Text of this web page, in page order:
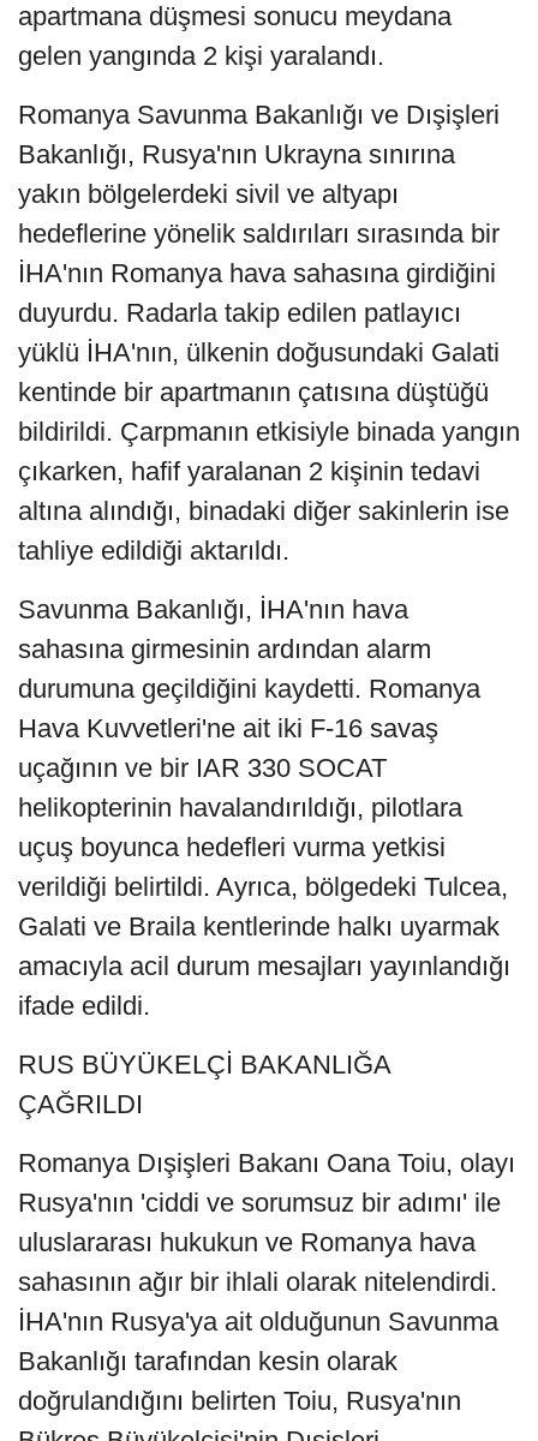
apartmana düşmesi sonucu meydana
gelen yangında 2 kişi yaralandı.
Romanya Savunma Bakanlığı ve Dışişleri
Bakanlığı, Rusya'nın Ukrayna sınırına
yakın bölgelerdeki sivil ve altyapı
hedeflerine yönelik saldırıları sırasında bir
İHA'nın Romanya hava sahasına girdiğini
duyurdu. Radarla takip edilen patlayıcı
yüklü İHA'nın, ülkenin doğusundaki Galati
kentinde bir apartmanın çatısına düştüğü
bildirildi. Çarpmanın etkisiyle binada yangın
çıkarken, hafif yaralanan 2 kişinin tedavi
altına alındığı, binadaki diğer sakinlerin ise
tahliye edildiği aktarıldı.
Savunma Bakanlığı, İHA'nın hava
sahasına girmesinin ardından alarm
durumuna geçildiğini kaydetti. Romanya
Hava Kuvvetleri'ne ait iki F-16 savaş
uçağının ve bir IAR 330 SOCAT
helikopterinin havalandırıldığı, pilotlara
uçuş boyunca hedefleri vurma yetkisi
verildiği belirtildi. Ayrıca, bölgedeki Tulcea,
Galati ve Braila kentlerinde halkı uyarmak
amacıyla acil durum mesajları yayınlandığı
ifade edildi.
RUS BÜYÜKELÇİ BAKANLIĞA
ÇAĞRILDI
Romanya Dışişleri Bakanı Oana Toiu, olayı
Rusya'nın 'ciddi ve sorumsuz bir adımı' ile
uluslararası hukukun ve Romanya hava
sahasının ağır bir ihlali olarak nitelendirdi.
İHA'nın Rusya'ya ait olduğunun Savunma
Bakanlığı tarafından kesin olarak
doğrulandığını belirten Toiu, Rusya'nın